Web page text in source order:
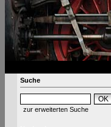
Suche
zur erweiterten Suche